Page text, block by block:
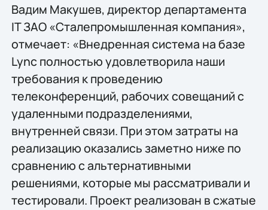
Вадим Макушев, директор департамента
IT ЗАО «Сталепромышленная компания»,
отмечает: «Внедренная система на базе
Lync полностью удовлетворила наши
требования к проведению
телеконференций, рабочих совещаний с
удаленными подразделениями,
внутренней связи. При этом затраты на
реализацию оказались заметно ниже по
сравнению с альтернативными
решениями, которые мы рассматривали и
тестировали. Проект реализован в сжатые